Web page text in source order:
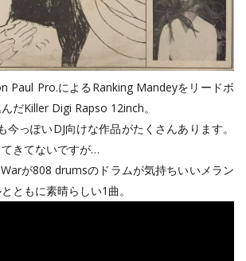
Paul Pro.によるRanking Mandeyをリードボ
だKiller Digi Rapso 12inch。
っぽいDJ向けな作品がたくさんあります。
きてないですが…
が808 drumsのドラムが気持ちいいメラン
ともに素晴らしい1曲。